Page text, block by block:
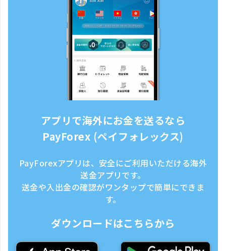
アプリで海外にお金を送るなら
PayForex (ペイフォレックス)
PayForexアプリは、安全にご利用いただける海外
送金アプリです。
送金や入出金の確認がワンタップで簡単にできま
す。
ダウンロードはこちらから